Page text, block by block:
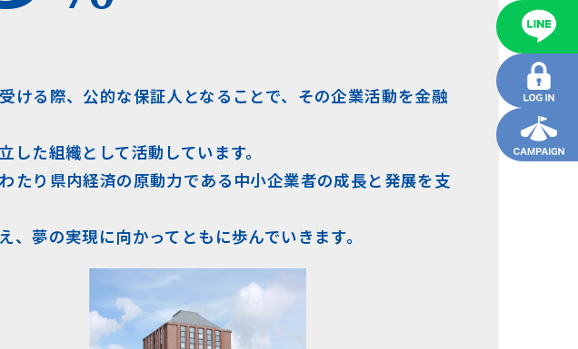
る際、公的な保証人となることで、その企業活動を金融
た組織として活動しています。
たり県内経済の原動力である中小企業者の成長と発展を支
夢の実現に向かってともに歩んでいきます。